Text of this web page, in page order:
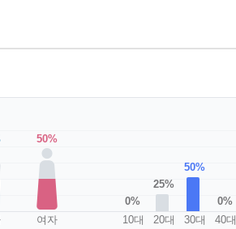
50%
여자
0%
10대
25%
20대
50%
30대
0%
40대